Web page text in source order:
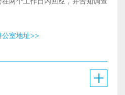
公室地址>>